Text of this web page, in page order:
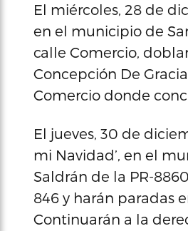
El miércoles, 28 de
en el municipio de
calle Comercio,
Concepción De
Comercio donde
El jueves, 30 de
mi Navidad’, en el
Saldrán de la PR-
846 y harán paradas
Continuarán a la